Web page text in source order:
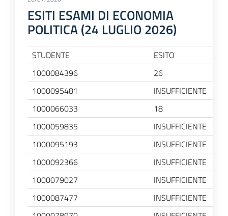
ESITI ESAMI DI ECONOMIA
POLITICA (24 LUGLIO 2026)
STUDENTE
ESITO
1000084396
26
1000095481
INSUFFICIENTE
1000066033
18
1000059835
INSUFFICIENTE
1000095193
INSUFFICIENTE
1000092366
INSUFFICIENTE
1000079027
INSUFFICIENTE
1000087477
INSUFFICIENTE